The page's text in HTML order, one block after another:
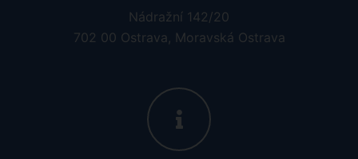
Nádražní 142/20
702 00 Ostrava, Moravská Ostrava